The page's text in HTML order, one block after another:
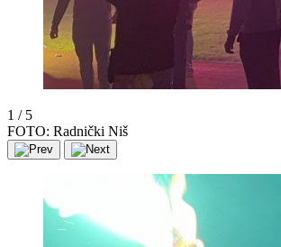
1 / 5
FOTO: Radnički Niš